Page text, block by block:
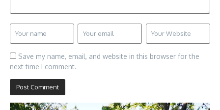
Save my name, email, and website in this browser for the
next time I comment.